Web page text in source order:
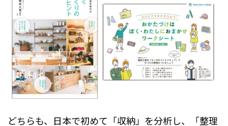
どちらも、日本で初めて「収納」を分析し、「整理